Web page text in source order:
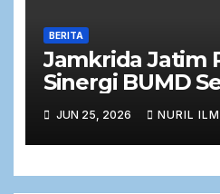
BERITA
Jamkrida Jatim
Sinergi BUMD
Keuangan
Bersama Komisi
Timur
JUN 25, 2026 NURIL